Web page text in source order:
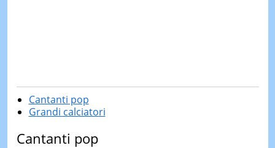
Cantanti pop
Grandi calciatori
Cantanti pop